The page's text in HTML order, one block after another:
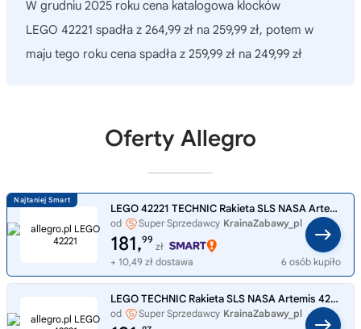
W grudniu 2025 roku cena katalogowa klocków
LEGO 42221 spadła z 264,99 zł na 259,99 zł, potem w
maju tego roku cena spadła z 259,99 zł na 249,99 zł
Oferty Allegro
LEGO 42221 TECHNIC Rakieta SLS NASA Artemis
od Super Sprzedawcy KrainaZabawy_pl
181,99
zł
+ 10,49 zł dostawa
6 osób kupiło
LEGO TECHNIC Rakieta SLS NASA Artemis 42221
od Super Sprzedawcy KrainaZabawy_pl